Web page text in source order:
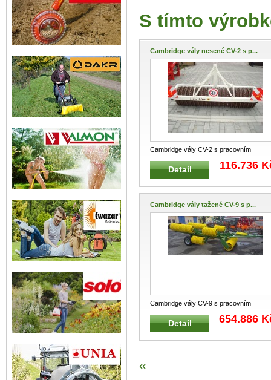
S tímto
Cambridge vály nesené CV-2 s p...
Cambridge vály CV-2 s pracovním
záběrem 2 m Nesené traktorové cambrid
...
Detail 116.736
Cambridge vály tažené CV-9 s p...
Cambridge vály CV-9 s pracovním
záběrem 9 m Tažené traktorové cambrid
...
Detail 654.886
«